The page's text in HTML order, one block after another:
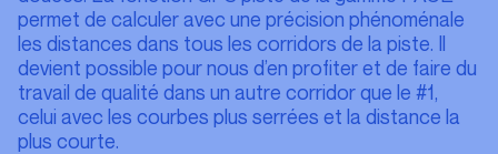
permet de calculer avec une précision phénoménale
les distances dans tous les corridors de la piste. Il
devient possible pour nous d’en profiter et de faire du
travail de qualité dans un autre corridor que le #1,
celui avec les courbes plus serrées et la distance la
plus courte.